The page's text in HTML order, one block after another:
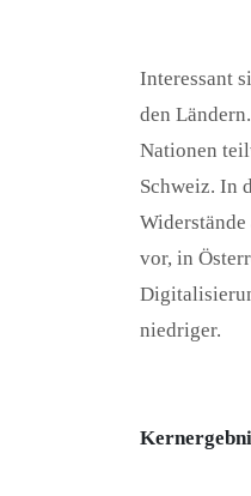
Interessant
den
Nationen
Schweiz. In
vor, in
niedriger.